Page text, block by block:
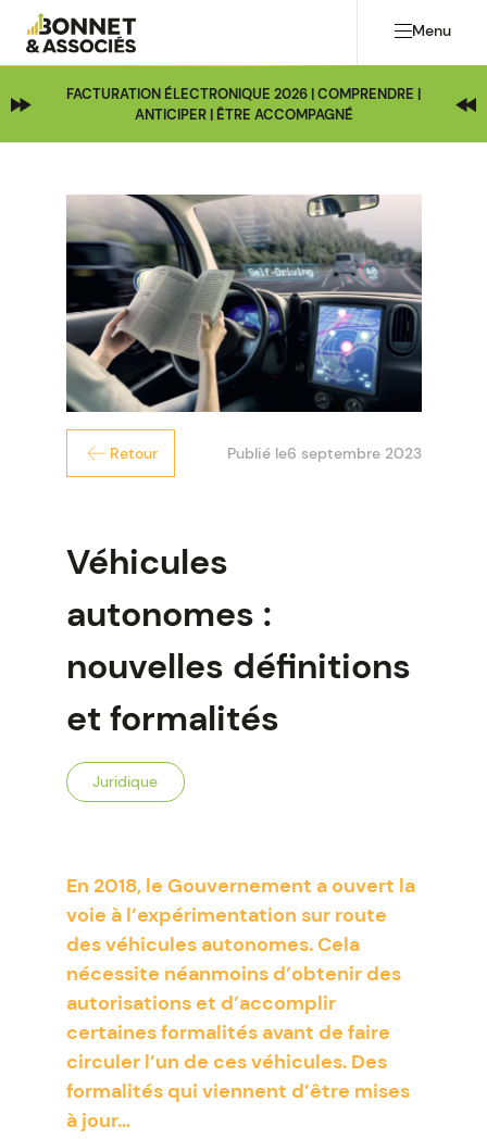
Menu
FACTURATION ÉLECTRONIQUE 2026 | COMPRENDRE |
ANTICIPER | ÊTRE ACCOMPAGNÉ
Retour Publié le6 septembre 2023
Véhicules
autonomes :
nouvelles définitions
et formalités
Juridique
En 2018, le Gouvernement a ouvert la
voie à l’expérimentation sur route
des véhicules autonomes. Cela
nécessite néanmoins d’obtenir des
autorisations et d’accomplir
certaines formalités avant de faire
circuler l’un de ces véhicules. Des
formalités qui viennent d’être mises
à jour…